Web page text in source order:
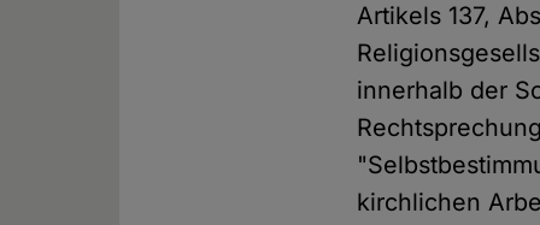
Artikels 137,
innerhalb der
kirchlichen